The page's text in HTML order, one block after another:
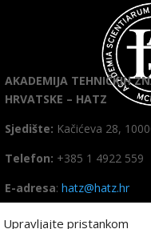
Upravljajte pristankom
AKADEMIJA TEHNIČKIH
HRVATSKE – HATZ
Sjedište: Kačićeva 28,
Telefon: +385 1 4922 559
E-adresa: hatz@hatz.hr